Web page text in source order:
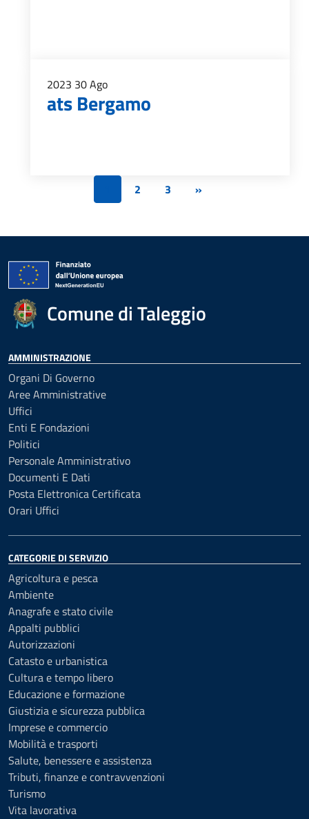
2023 30Ago
ats Bergamo
2 3 »
Comune di Taleggio
AMMINISTRAZIONE
Organi Di Governo
Aree Amministrative
Uffici
Enti E Fondazioni
Politici
Personale Amministrativo
Documenti E Dati
Posta Elettronica Certificata
Orari Uffici
CATEGORIE DI SERVIZIO
Agricoltura e pesca
Ambiente
Anagrafe e stato civile
Appalti pubblici
Autorizzazioni
Catasto e urbanistica
Cultura e tempo libero
Educazione e formazione
Giustizia e sicurezza pubblica
Imprese e commercio
Mobilità e trasporti
Salute, benessere e assistenza
Tributi, finanze e contravvenzioni
Turismo
Vita lavorativa